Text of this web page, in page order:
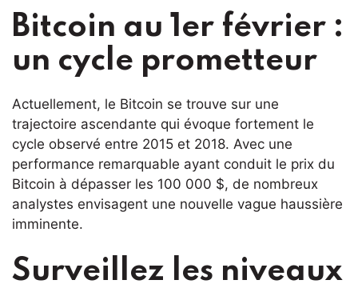
Bitcoin au 1er février :
un cycle prometteur
Actuellement, le Bitcoin se trouve sur une
trajectoire ascendante qui évoque fortement le
cycle observé entre 2015 et 2018. Avec une
performance remarquable ayant conduit le prix du
Bitcoin à dépasser les 100 000 $, de nombreux
analystes envisagent une nouvelle vague haussière
imminente.
Surveillez les niveaux